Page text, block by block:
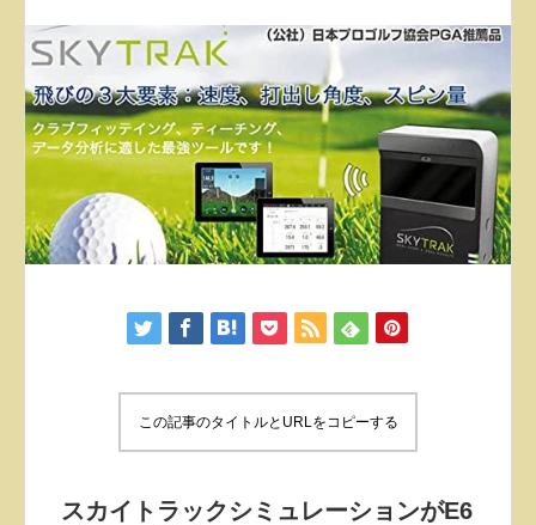
この記事のタイトルとURLをコピーする
スカイトラックシミュレーションがE6